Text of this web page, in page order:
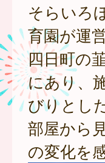
そらいろ
育園が運
四日町の
にあり、
びりとし
部屋から
の変化を